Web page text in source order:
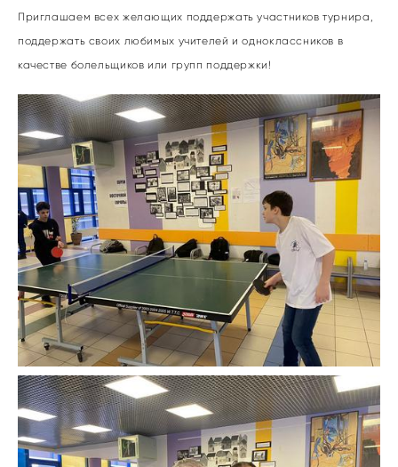
Приглашаем всех желающих поддержать участников турнира,
поддержать своих любимых учителей и одноклассников в
качестве болельщиков или групп поддержки!